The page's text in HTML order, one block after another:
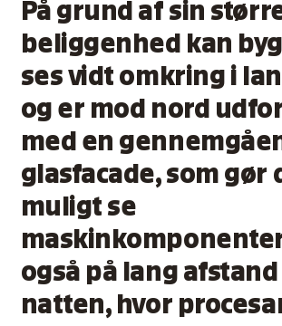
På grund af sin
beliggenhed kan
ses vidt omkring i
og er mod nord
med en
glasfacade, som gør
muligt se
også på lang afstand
natten, hvor